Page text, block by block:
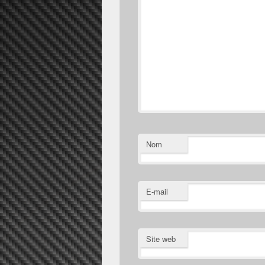
Nom
E-mail
Site web